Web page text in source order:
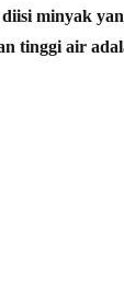
minyak
tinggi air